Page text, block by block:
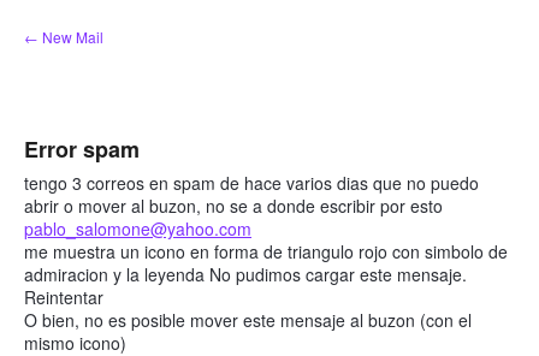
Skip
to
← New Mail
Error spam
tengo 3 correos en spam de hace varios dias que no puedo
abrir o mover al buzon, no se a donde escribir por esto
pablo_salomone@yahoo.com
me muestra un icono en forma de triangulo rojo con simbolo de
admiracion y la leyenda No pudimos cargar este mensaje.
Reintentar
O bien, no es posible mover este mensaje al buzon (con el
mismo icono)